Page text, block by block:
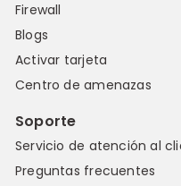
Firewall
Blogs
Activar tarjeta
Centro de amenazas
Soporte
Servicio de atención al
Preguntas frecuentes